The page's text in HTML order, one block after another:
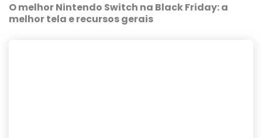
O melhor Nintendo Switch na Black Friday: a
melhor tela e recursos gerais